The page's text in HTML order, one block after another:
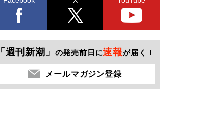
「週刊新潮」 の発売前日に速報が届く！
メールマガジン登録